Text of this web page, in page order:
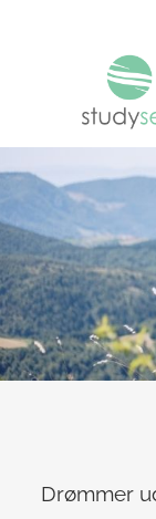
Drømmer